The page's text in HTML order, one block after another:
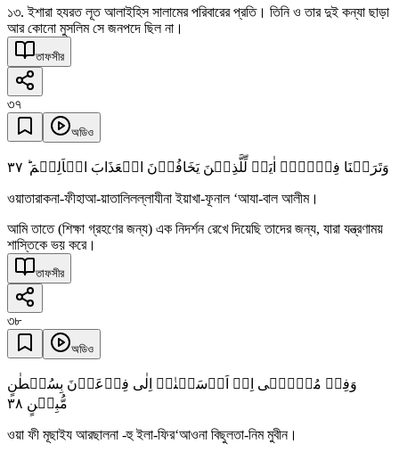
১৩. ইশারা হযরত লূত আলাইহিস সালামের পরিবারের প্রতি। তিনি ও তার দুই কন্যা ছাড়া
আর কোনো মুসলিম সে জনপদে ছিল না।
তাফসীর
৩৭
অডিও
وَتَرَکۡنَا فِیۡہَاۤ اٰیَۃً لِّلَّذِیۡنَ یَخَافُوۡنَ الۡعَذَابَ الۡاَلِیۡمَ ؕ ٣٧
ওয়াতারাকনা-ফীহাআ-য়াতালিলল্লাযীনা ইয়াখা-ফূনাল ‘আযা-বাল আলীম।
আমি তাতে (শিক্ষা গ্রহণের জন্য) এক নিদর্শন রেখে দিয়েছি তাদের জন্য, যারা যন্ত্রণাময়
শাস্তিকে ভয় করে।
তাফসীর
৩৮
অডিও
وَفِیۡ مُوۡسٰۤی اِذۡ اَرۡسَلۡنٰہُ اِلٰی فِرۡعَوۡنَ بِسُلۡطٰنٍ
مُّبِیۡنٍ ٣٨
ওয়া ফী মূছাইয আরছালনা -হু ইলা-ফির‘আওনা বিছুলতা-নিম মুবীন।